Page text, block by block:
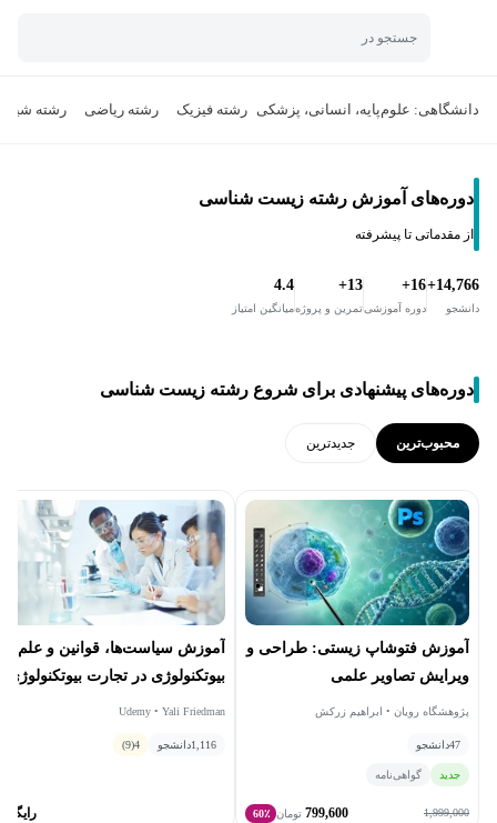
جستجو در
دانشگاهی: علوم‌پایه، انسانی، پزشکی رشته فیزیک رشته ریاضی رشته
دوره‌های آموزش رشته زیست شناسی
از مقدماتی تا پیشرفته
14,766+
دانشجو
16+
دوره آموزشی
13+
تمرین و پروژه
4.4
میانگین امتیاز
دوره‌های پیشنهادی برای شروع رشته زیست شناسی
محبوب‌ترین جدید‌ترین
آموزش فتوشاپ زیستی: طراحی و
ویرایش تصاویر علمی
پژوهشگاه رویان • ابراهیم زرکش
47دانشجو
جدید گواهی‌نامه
1,999,000
799,600 تومان 60٪
آموزش سیاست‌ها، قوانین و علم
بیوتکنولوژی در تجارت بیوتکنولوژی
Udemy • Yali Friedman
1,116دانشجو 4
(9)
رایگان